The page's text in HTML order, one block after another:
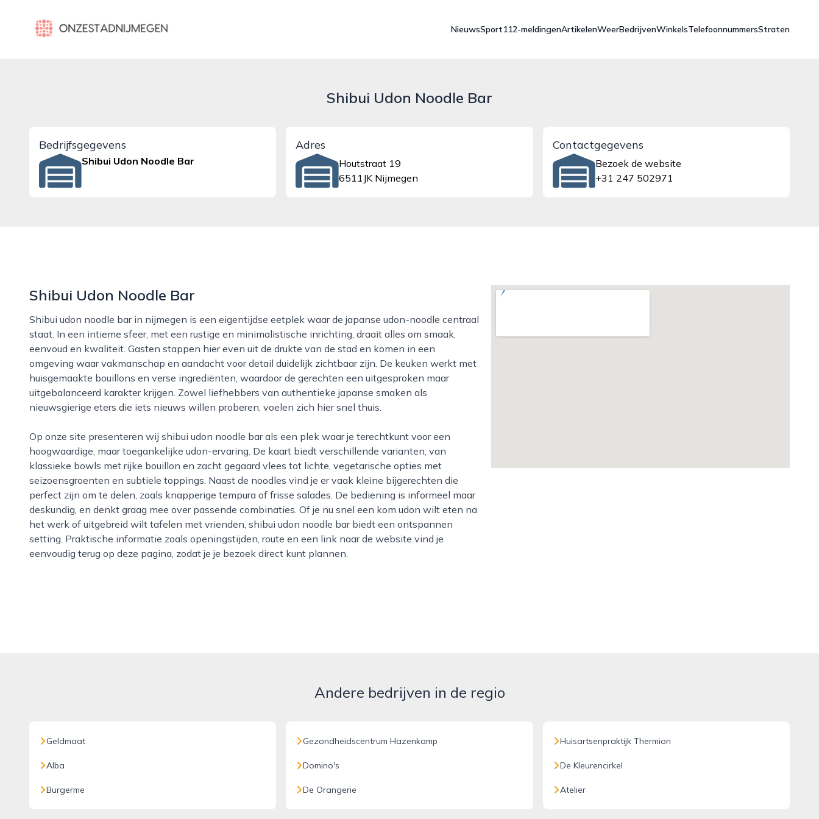
onzestadnijmegen.nl
NieuwsSport112-meldingenArtikelenWeerBedrijvenWinkelsTelefoonnummersStraten
Shibui Udon Noodle Bar
Bedrijfsgegevens
Shibui Udon Noodle Bar
Adres
Houtstraat 19
6511JK Nijmegen
Contactgegevens
Bezoek de website
+31 247 502971
Shibui Udon Noodle Bar
Shibui udon noodle bar in nijmegen is een eigentijdse eetplek waar de japanse udon-noodle centraal
staat. In een intieme sfeer, met een rustige en minimalistische inrichting, draait alles om smaak,
eenvoud en kwaliteit. Gasten stappen hier even uit de drukte van de stad en komen in een
omgeving waar vakmanschap en aandacht voor detail duidelijk zichtbaar zijn. De keuken werkt met
huisgemaakte bouillons en verse ingrediënten, waardoor de gerechten een uitgesproken maar
uitgebalanceerd karakter krijgen. Zowel liefhebbers van authentieke japanse smaken als
nieuwsgierige eters die iets nieuws willen proberen, voelen zich hier snel thuis.
Op onze site presenteren wij shibui udon noodle bar als een plek waar je terechtkunt voor een
hoogwaardige, maar toegankelijke udon-ervaring. De kaart biedt verschillende varianten, van
klassieke bowls met rijke bouillon en zacht gegaard vlees tot lichte, vegetarische opties met
seizoensgroenten en subtiele toppings. Naast de noodles vind je er vaak kleine bijgerechten die
perfect zijn om te delen, zoals knapperige tempura of frisse salades. De bediening is informeel maar
deskundig, en denkt graag mee over passende combinaties. Of je nu snel een kom udon wilt eten na
het werk of uitgebreid wilt tafelen met vrienden, shibui udon noodle bar biedt een ontspannen
setting. Praktische informatie zoals openingstijden, route en een link naar de website vind je
eenvoudig terug op deze pagina, zodat je je bezoek direct kunt plannen.
Andere bedrijven in de regio
Geldmaat
Alba
Burgerme
Gezondheidscentrum Hazenkamp
Domino's
De Orangerie
Huisartsenpraktijk Thermion
De Kleurencirkel
Atelier